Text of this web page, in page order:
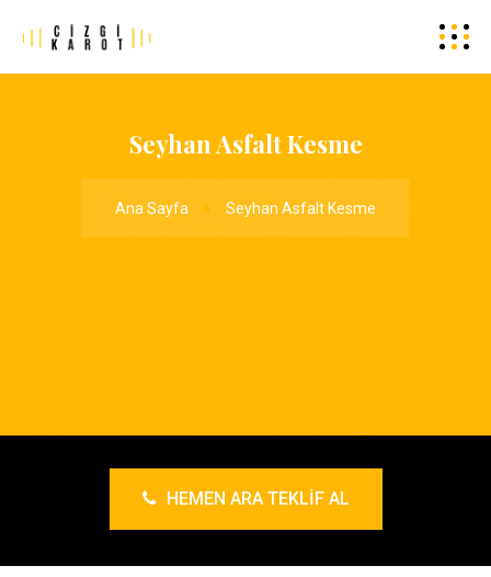
Seyhan Asfalt Kesme
Ana Sayfa Seyhan Asfalt Kesme
HEMEN ARA TEKLIF AL